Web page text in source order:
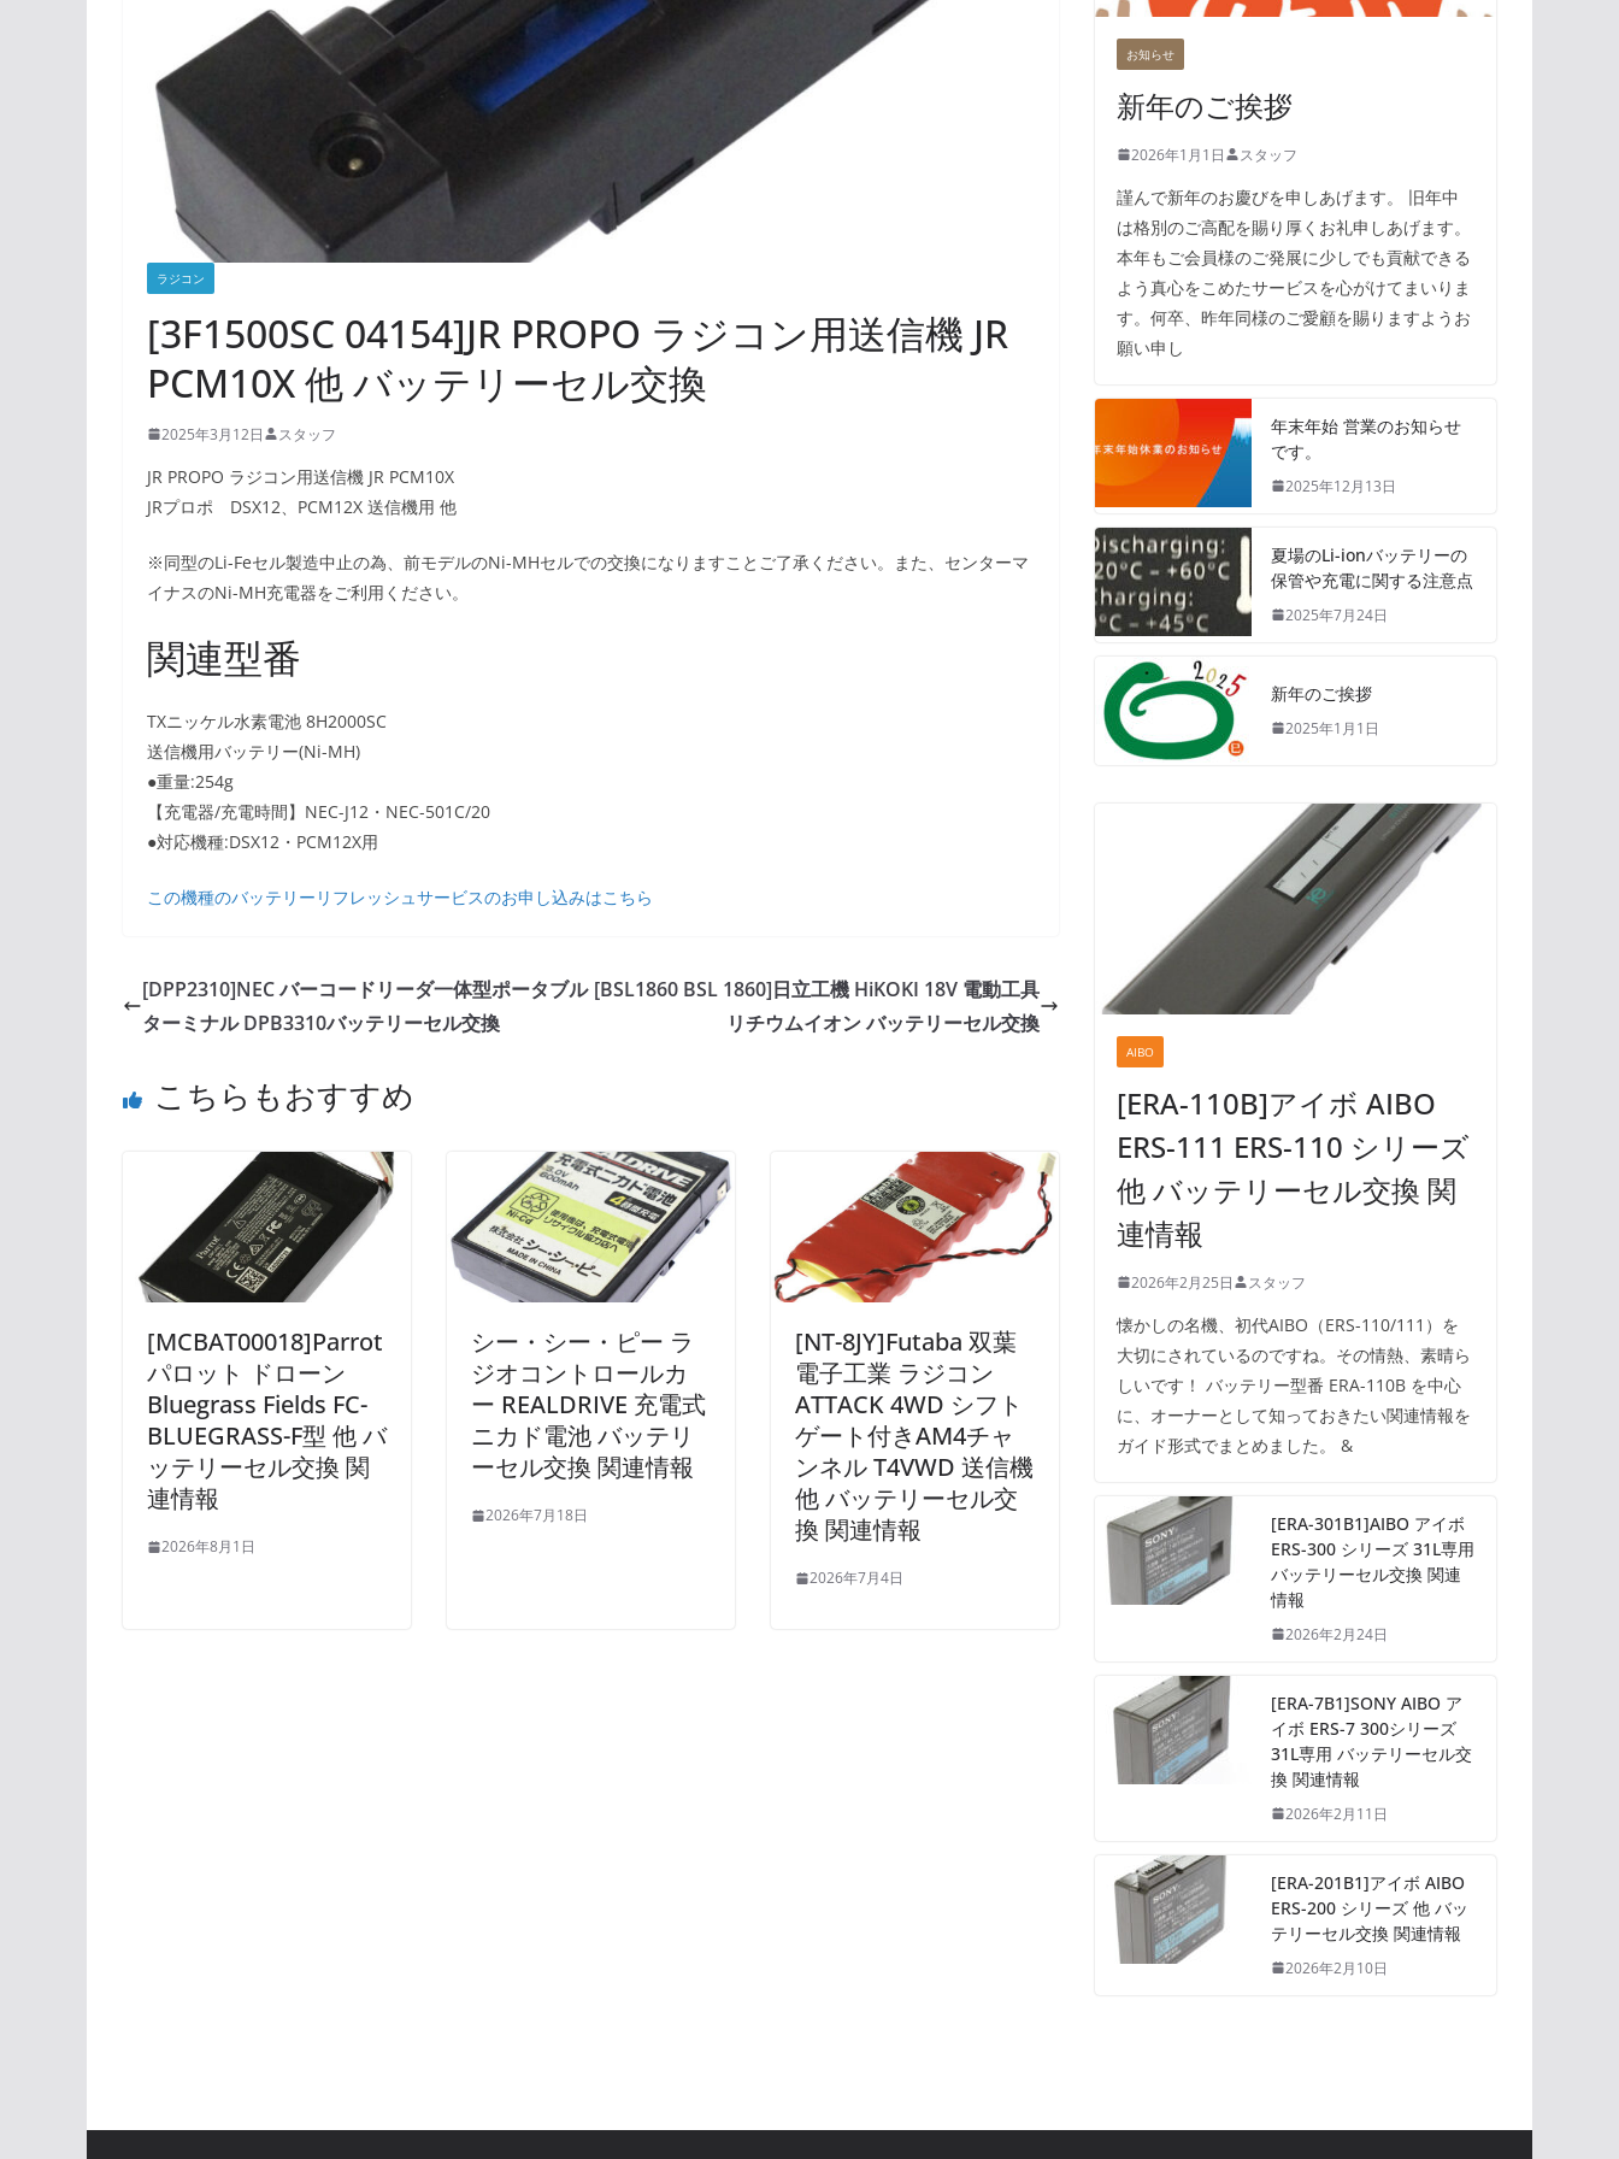
ラジコン
[3F1500SC 04154]JR PROPO ラジコン用送信機 JR
PCM10X 他 バッテリーセル交換
2025年3月12日 スタッフ
JR PROPO ラジコン用送信機 JR PCM10X
JRプロポ DSX12、PCM12X 送信機用 他
※同型のLi-Feセル製造中止の為、前モデルのNi-MHセルでの交換になりますことご了承ください。また、センターマ
イナスのNi-MH充電器をご利用ください。
関連型番
TXニッケル水素電池 8H2000SC
送信機用バッテリー(Ni-MH)
●重量:254g
【充電器/充電時間】NEC-J12・NEC-501C/20
●対応機種:DSX12・PCM12X用
この機種のバッテリーリフレッシュサービスのお申し込みはこちら
[DPP2310]NEC バーコードリーダ一体型ポータブル
ターミナル DPB3310バッテリーセル交換
[BSL1860 BSL 1860]日立工機 HiKOKI 18V 電動工具
リチウムイオン バッテリーセル交換
こちらもおすすめ
[MCBAT00018]Parrot
パロット ドローン
Bluegrass Fields FC-
BLUEGRASS-F型 他 バ
ッテリーセル交換 関
連情報
2026年8月1日
シー・シー・ピー ラ
ジオコントロールカ
ー REALDRIVE 充電式
ニカド電池 バッテリ
ーセル交換 関連情報
2026年7月18日
[NT-8JY]Futaba 双葉
電子工業 ラジコン
ATTACK 4WD シフト
ゲート付きAM4チャ
ンネル T4VWD 送信機
他 バッテリーセル交
換 関連情報
2026年7月4日
お知らせ
新年のご挨拶
2026年1月1日 スタッフ
謹んで新年のお慶びを申しあげます。 旧年中
は格別のご高配を賜り厚くお礼申しあげます。
本年もご会員様のご発展に少しでも貢献できる
よう真心をこめたサービスを心がけてまいりま
す。何卒、昨年同様のご愛顧を賜りますようお
願い申し
年末年始 営業のお知らせ
です。
2025年12月13日
夏場のLi-ionバッテリーの
保管や充電に関する注意点
2025年7月24日
新年のご挨拶
2025年1月1日
AIBO
[ERA-110B]アイボ AIBO
ERS-111 ERS-110 シリーズ
他 バッテリーセル交換 関
連情報
2026年2月25日 スタッフ
懐かしの名機、初代AIBO（ERS-110/111）を
大切にされているのですね。その情熱、素晴ら
しいです！ バッテリー型番 ERA-110B を中心
に、オーナーとして知っておきたい関連情報を
ガイド形式でまとめました。 &
[ERA-301B1]AIBO アイボ
ERS-300 シリーズ 31L専用
バッテリーセル交換 関連
情報
2026年2月24日
[ERA-7B1]SONY AIBO ア
イボ ERS-7 300シリーズ
31L専用 バッテリーセル交
換 関連情報
2026年2月11日
[ERA-201B1]アイボ AIBO
ERS-200 シリーズ 他 バッ
テリーセル交換 関連情報
2026年2月10日